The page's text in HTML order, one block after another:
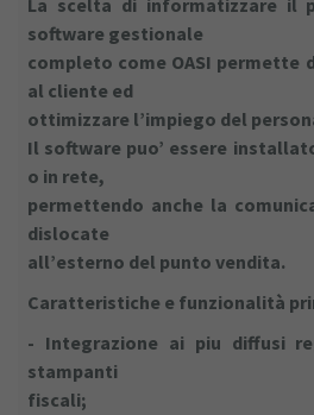
La scelta di informatizzare il
software gestionale
completo come OASI permette
al cliente ed
ottimizzare l’impiego del
Il software puo’ essere
o in rete,
permettendo anche la
dislocate
all’esterno del punto vendita.
Caratteristiche e funzionalità
- Integrazione ai piu diffusi
stampanti
fiscali;